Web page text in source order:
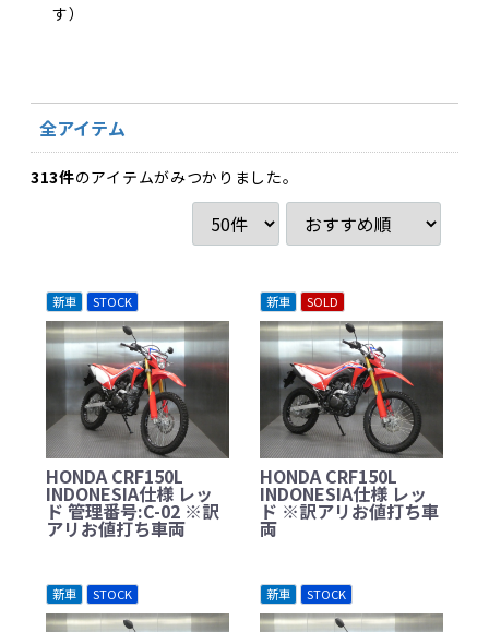
す）
全アイテム
313件のアイテムがみつかりました。
新車 STOCK
HONDA CRF150L
INDONESIA仕様 レッ
ド 管理番号:C-02 ※訳
アリお値打ち車両
新車 SOLD
HONDA CRF150L
INDONESIA仕様 レッ
ド ※訳アリお値打ち車
両
新車 STOCK 新車 STOCK